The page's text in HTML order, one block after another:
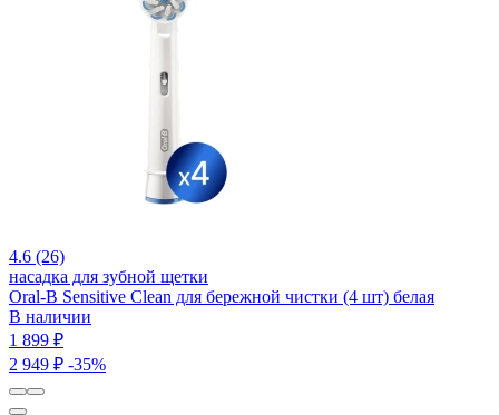
4.6 (26)
насадка для зубной щетки
Oral-B Sensitive Clean для бережной чистки (4 шт) белая
В наличии
1 899 ₽
2 949 ₽ -35%